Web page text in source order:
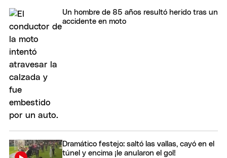
Un hombre de 85 años resultó herido tras un
accidente en moto
Dramático festejo: saltó las vallas, cayó en el
túnel y encima ¡le anularon el gol!